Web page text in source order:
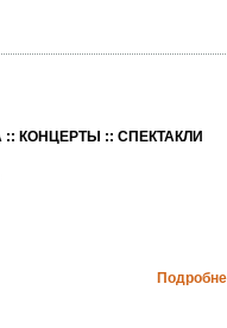
КОНЦЕРТЫ :: СПЕКТАКЛИ